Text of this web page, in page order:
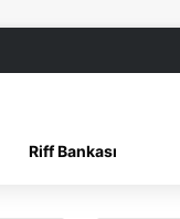
Riff Bankası